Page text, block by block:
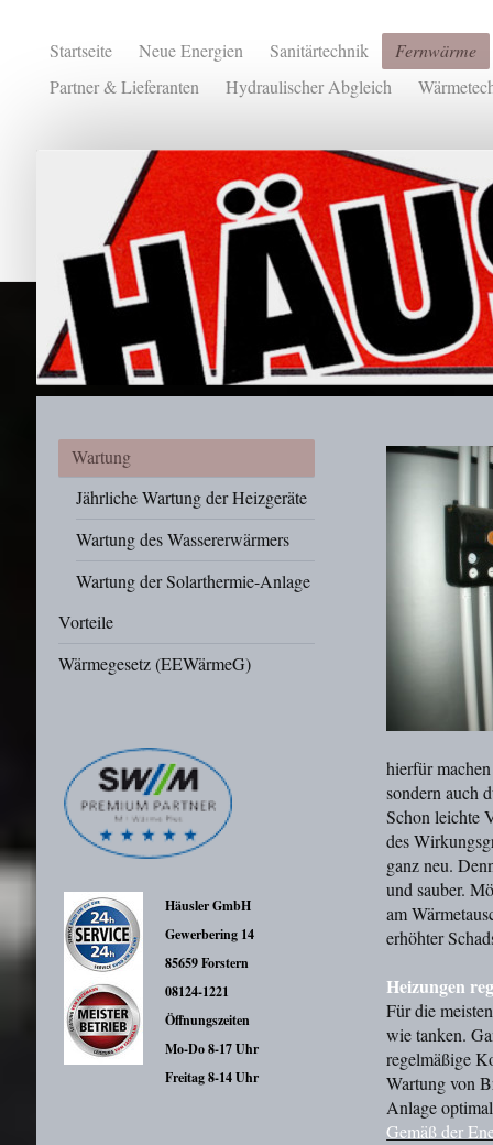
Startseite Neue Energien Sanitärtechnik
Fernwärme
Partner & Lieferanten
Hydraulischer Abgleich
hierfür
sondern auch
Schon leichte
des
ganz neu.
und sauber.
am
erhöhter
Heizungen
Für die
wie tanken.
regelmäßige
Wartung von
Anlage
Gemäß der
Wartung
Jährliche Wartung der Heizgeräte
Wartung des Wassererwärmers
Wartung der Solarthermie-Anlage
Vorteile
Wärmegesetz (EEWärmeG)
Häusler GmbH
Gewerbering 14
85659 Forstern
08124-1221
Öffnungszeiten
Mo-Do 8-17 Uhr
Freitag 8-14 Uhr